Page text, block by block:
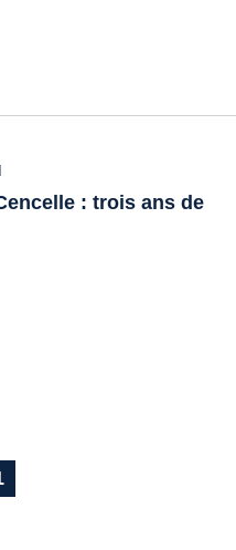
: trois ans de